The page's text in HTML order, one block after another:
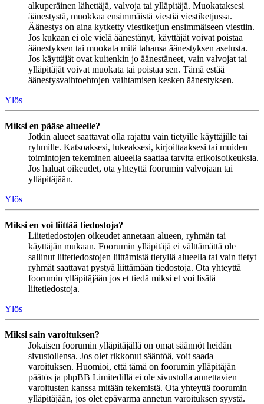
alkuperäinen lähettäjä, valvoja tai ylläpitäjä. Muokataksesi
äänestystä, muokkaa ensimmäistä viestiä viestiketjussa.
Äänestys on aina kytketty viestiketjun ensimmäiseen viestiin.
Jos kukaan ei ole vielä äänestänyt, käyttäjät voivat poistaa
äänestyksen tai muokata mitä tahansa äänestyksen asetusta.
Jos käyttäjät ovat kuitenkin jo äänestäneet, vain valvojat tai
ylläpitäjät voivat muokata tai poistaa sen. Tämä estää
äänestysvaihtoehtojen vaihtamisen kesken äänestyksen.
Ylös
Miksi en pääse alueelle?
Jotkin alueet saattavat olla rajattu vain tietyille käyttäjille tai
ryhmille. Katsoaksesi, lukeaksesi, kirjoittaaksesi tai muiden
toimintojen tekeminen alueella saattaa tarvita erikoisoikeuksia.
Jos haluat oikeudet, ota yhteyttä foorumin valvojaan tai
ylläpitäjään.
Ylös
Miksi en voi liittää tiedostoja?
Liitetiedostojen oikeudet annetaan alueen, ryhmän tai
käyttäjän mukaan. Foorumin ylläpitäjä ei välttämättä ole
sallinut liitetiedostojen liittämistä tietyllä alueella tai vain tietyt
ryhmät saattavat pystyä liittämään tiedostoja. Ota yhteyttä
foorumin ylläpitäjään jos et tiedä miksi et voi lisätä
liitetiedostoja.
Ylös
Miksi sain varoituksen?
Jokaisen foorumin ylläpitäjällä on omat säännöt heidän
sivustollensa. Jos olet rikkonut sääntöä, voit saada
varoituksen. Huomioi, että tämä on foorumin ylläpitäjän
päätös ja phpBB Limitedillä ei ole sivustolla annettavien
varoitusten kanssa mitään tekemistä. Ota yhteyttä foorumin
ylläpitäjään, jos olet epävarma annetun varoituksen syystä.